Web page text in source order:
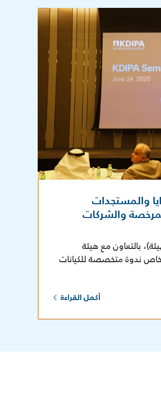
والمستجدات
والشركات
بالتعاون مع هيئة
ندوة متخصصة للكيانات
أكمل القراءة